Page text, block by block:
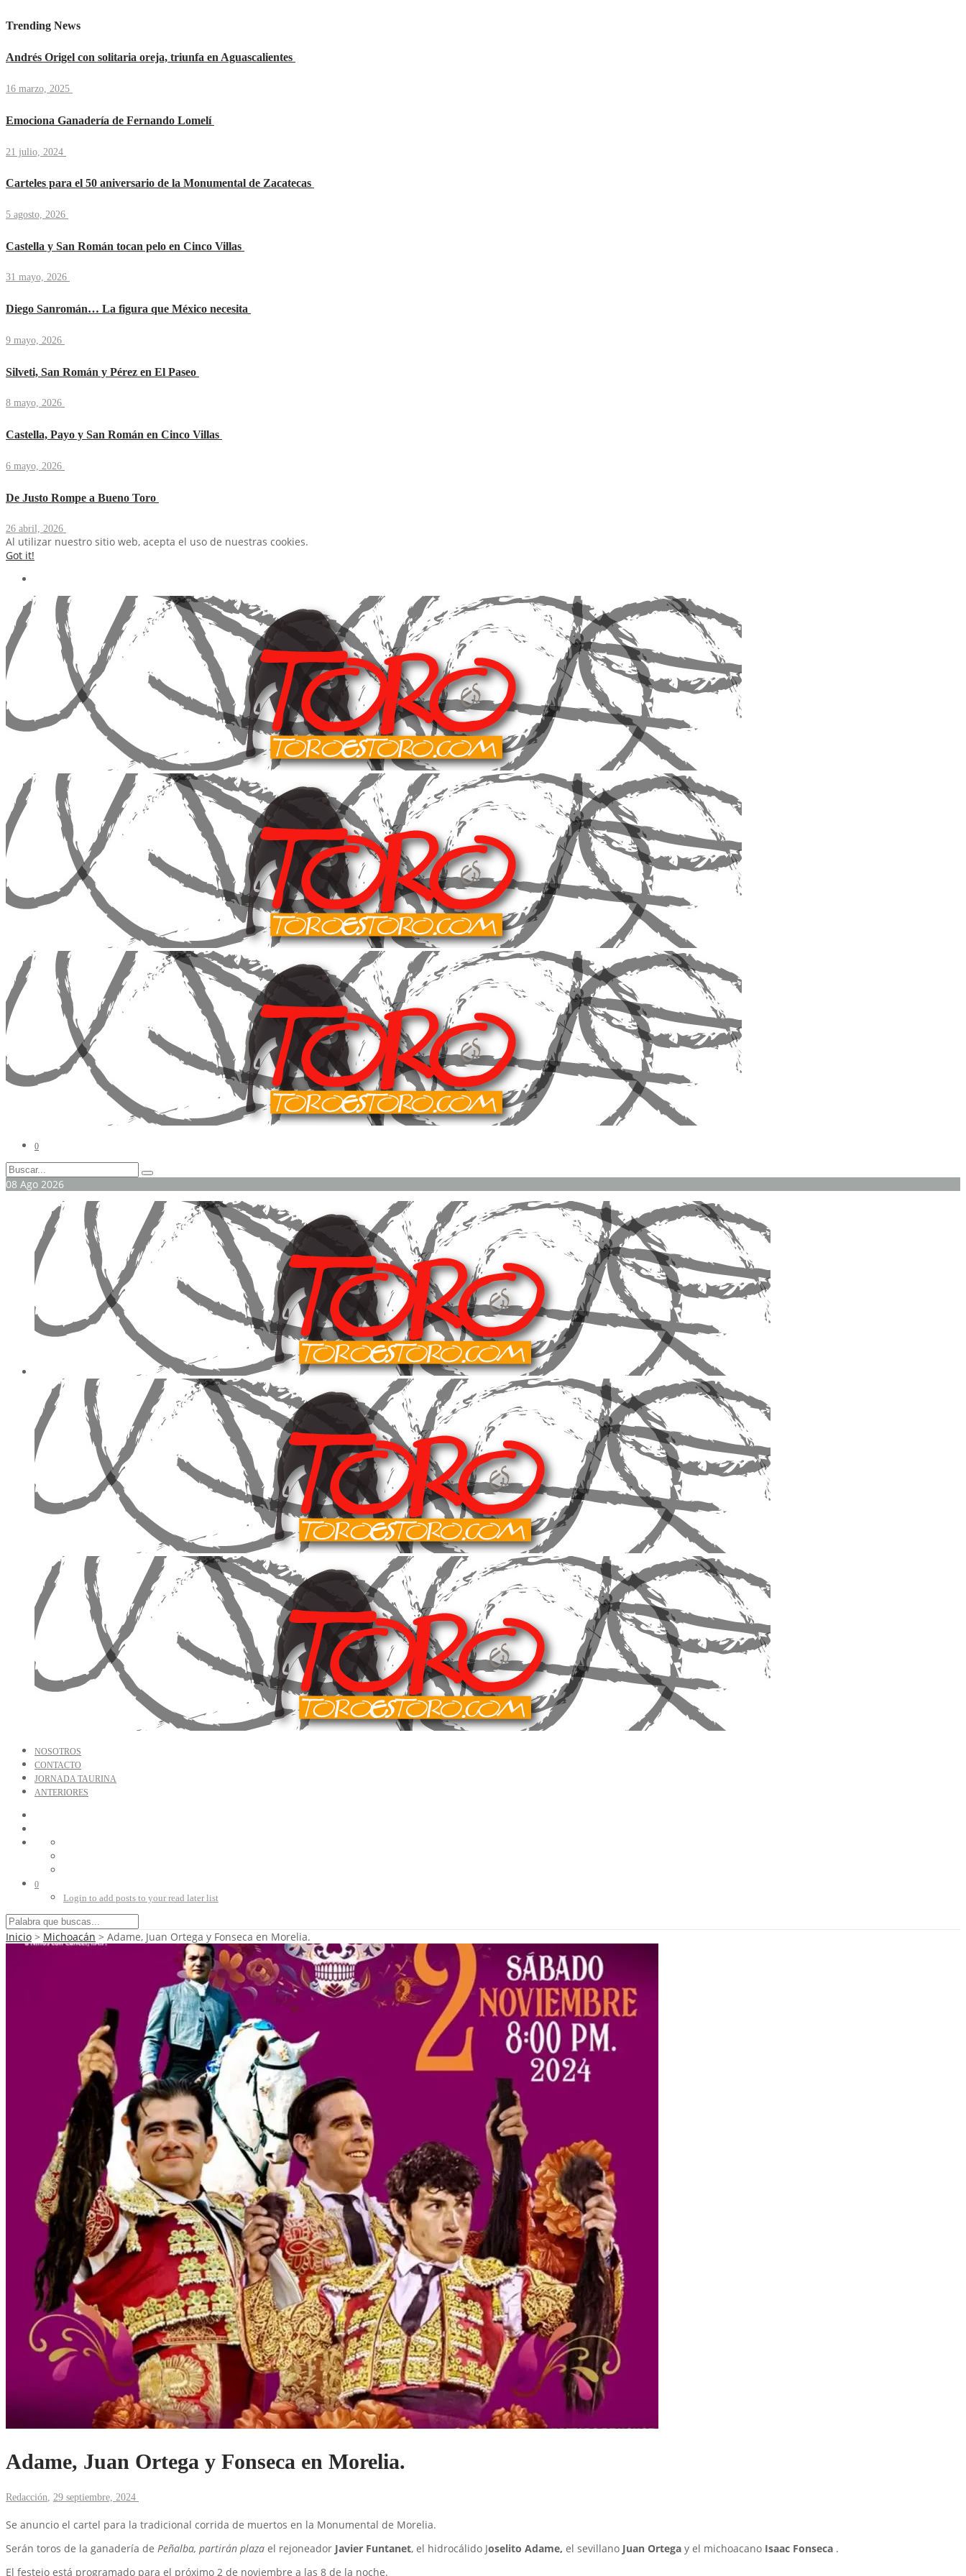
Trending News
Andrés Origel con solitaria oreja, triunfa en Aguascalientes
16 marzo, 2025
Emociona Ganadería de Fernando Lomelí
21 julio, 2024
Carteles para el 50 aniversario de la Monumental de Zacatecas
5 agosto, 2026
Castella y San Román tocan pelo en Cinco Villas
31 mayo, 2026
Diego Sanromán… La figura que México necesita
9 mayo, 2026
Silveti, San Román y Pérez en El Paseo
8 mayo, 2026
Castella, Payo y San Román en Cinco Villas
6 mayo, 2026
De Justo Rompe a Bueno Toro
26 abril, 2026
Al utilizar nuestro sitio web, acepta el uso de nuestras cookies.
Got it!
0
08 Ago 2026
NOSOTROS
CONTACTO
JORNADA TAURINA
ANTERIORES
0
Login to add posts to your read later list
Inicio > Michoacán > Adame, Juan Ortega y Fonseca en Morelia.
Adame, Juan Ortega y Fonseca en Morelia.
Redacción, 29 septiembre, 2024
Se anuncio el cartel para la tradicional corrida de muertos en la Monumental de Morelia.
Serán toros de la ganadería de Peñalba, partirán plaza el rejoneador Javier Funtanet, el hidrocálido Joselito Adame, el sevillano Juan Ortega y el michoacano Isaac Fonseca .
El festejo está programado para el próximo 2 de noviembre a las 8 de la noche.